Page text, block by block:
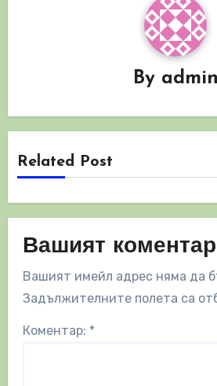
By admin
Related Post
Вашият коментар
Вашият имейл адрес няма да
Задължителните полета са
Коментар: *